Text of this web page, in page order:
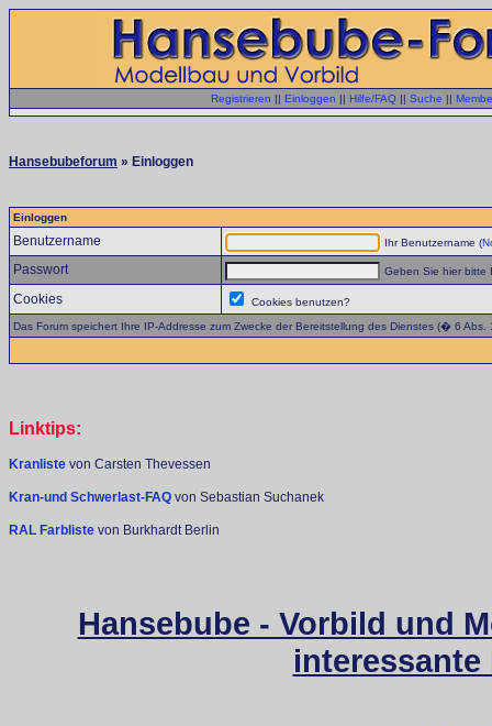
Registrieren || Einloggen || Hilfe/FAQ || Suche ||
Hansebubeforum » Einloggen
Einloggen
Benutzername Ihr Benutzername (
Passwort Geben Sie hier bitte
Cookies
Cookies benutzen?
Das Forum speichert Ihre IP-Addresse zum Zwecke der Bereitstellung des Dienstes (� 6
Linktips:
Kranliste von Carsten Thevessen
Kran-und Schwerlast-FAQ von Sebastian Suchanek
RAL Farbliste von Burkhardt Berlin
Hansebube - Vorbild und